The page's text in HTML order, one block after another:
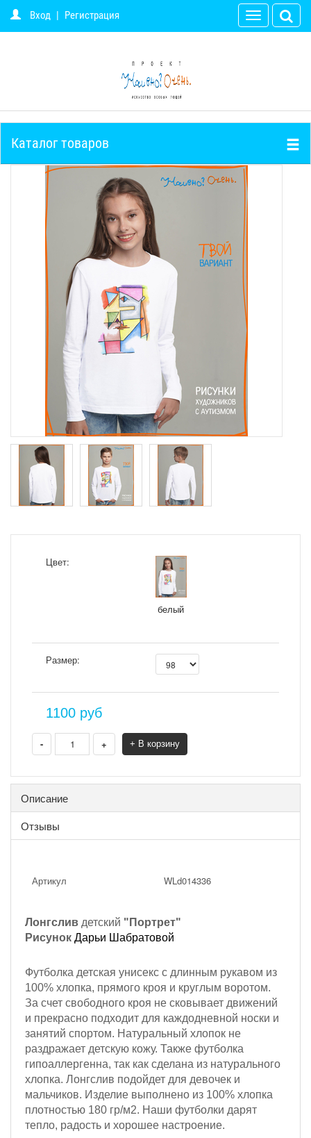
Вход | Регистрация
Toggle
navigation
Каталог товаров
Цвет:
белый
Размер:
1100 руб
- + + В корзину
Описание
Отзывы
Артикул WLd014336
Лонгслив детский " Портрет"
Рисунок Дарьи Шабратовой
Футболка детская унисекс с длинным рукавом из
100% хлопка, прямого кроя и круглым воротом.
За счет свободного кроя не сковывает движений
и прекрасно подходит для каждодневной носки и
занятий спортом. Натуральный хлопок не
раздражает детскую кожу. Также футболка
гипоаллергенна, так как сделана из натурального
хлопка. Лонгслив подойдет для девочек и
мальчиков. Изделие выполнено из 100% хлопка
плотностью 180 гр/м2. Наши футболки дарят
тепло, радость и хорошее настроение.